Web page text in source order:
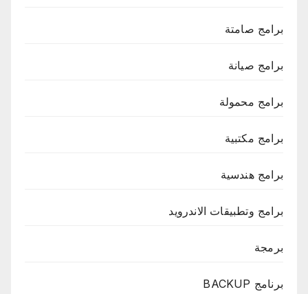
برامج صامتة
برامج صيانة
برامج محمولة
برامج مكتبية
برامج هندسية
برامج وتطبيقات الاندرويد
برمجة
برنامج BACKUP